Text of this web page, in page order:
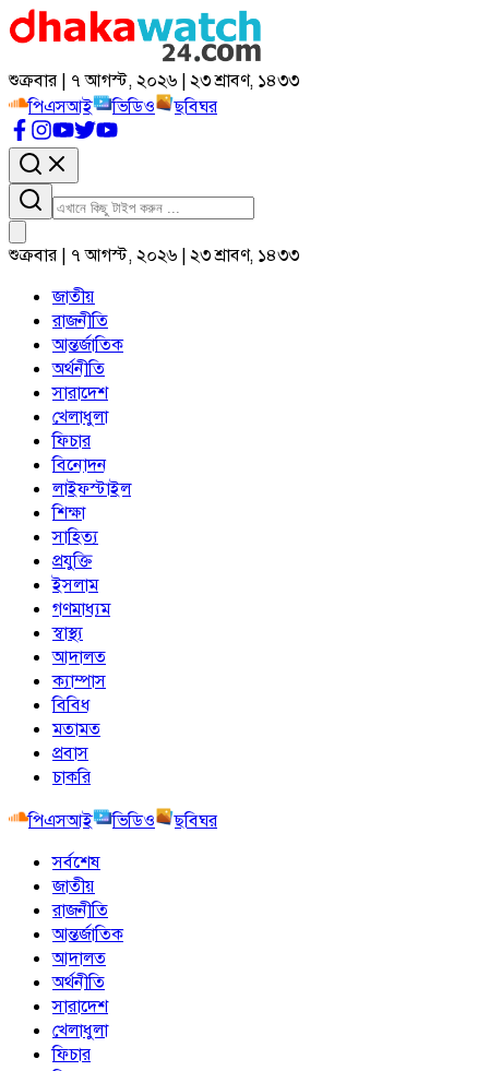
শুক্রবার | ৭ আগস্ট, ২০২৬ | ২৩ শ্রাবণ, ১৪৩৩
পিএসআই
ভিডিও ছবিঘর
শুক্রবার | ৭ আগস্ট, ২০২৬ | ২৩ শ্রাবণ, ১৪৩৩
জাতীয়
রাজনীতি
আন্তর্জাতিক
অর্থনীতি
সারাদেশ
খেলাধুলা
ফিচার
বিনোদন
লাইফস্টাইল
শিক্ষা
সাহিত্য
প্রযুক্তি
ইসলাম
গণমাধ্যম
স্বাস্থ্য
আদালত
ক্যাম্পাস
বিবিধ
মতামত
প্রবাস
চাকরি
পিএসআই
ভিডিও
ছবিঘর
সর্বশেষ
জাতীয়
রাজনীতি
আন্তর্জাতিক
আদালত
অর্থনীতি
সারাদেশ
খেলাধুলা
ফিচার